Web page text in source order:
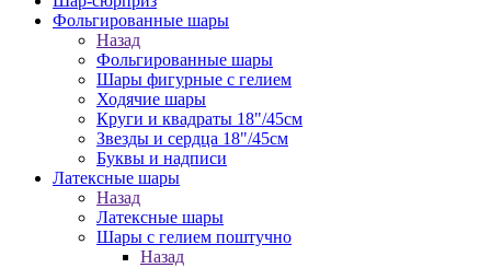
Фольгированные шары
Назад
Фольгированные шары
Шары фигурные с гелием
Ходячие шары
Круги и квадраты 18"/45см
Звезды и сердца 18"/45см
Буквы и надписи
Латексные шары
Назад
Латексные шары
Шары с гелием поштучно
Назад